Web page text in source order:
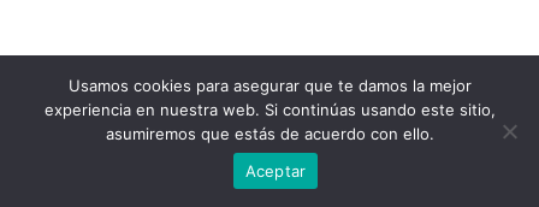
Usamos cookies para asegurar que te damos la mejor
experiencia en nuestra web. Si continúas usando este sitio,
asumiremos que estás de acuerdo con ello.
Aceptar